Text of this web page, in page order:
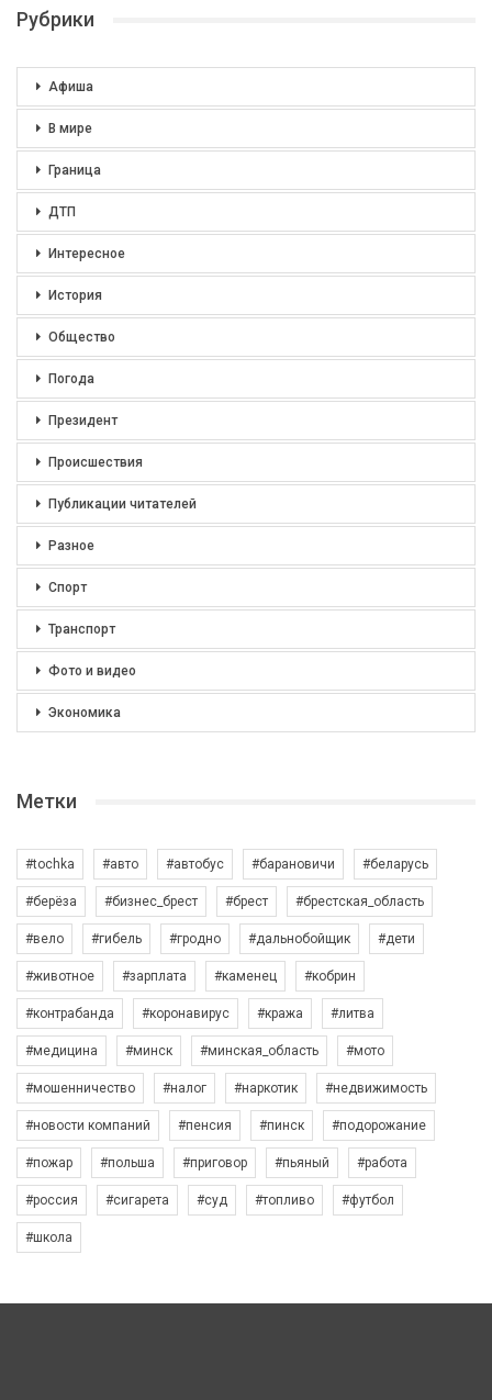
Рубрики
Афиша
В мире
Граница
ДТП
Интересное
История
Общество
Погода
Президент
Происшествия
Публикации читателей
Разное
Спорт
Транспорт
Фото и видео
Экономика
Метки
#tochka #авто #автобус #барановичи #беларусь
#берёза #бизнес_брест #брест #брестская_область
#вело #гибель #гродно #дальнобойщик #дети
#животное #зарплата #каменец #кобрин
#контрабанда #коронавирус #кража #литва
#медицина #минск #минская_область #мото
#мошенничество #налог #наркотик #недвижимость
#новости компаний #пенсия #пинск #подорожание
#пожар #польша #приговор #пьяный #работа
#россия #сигарета #суд #топливо #футбол
#школа